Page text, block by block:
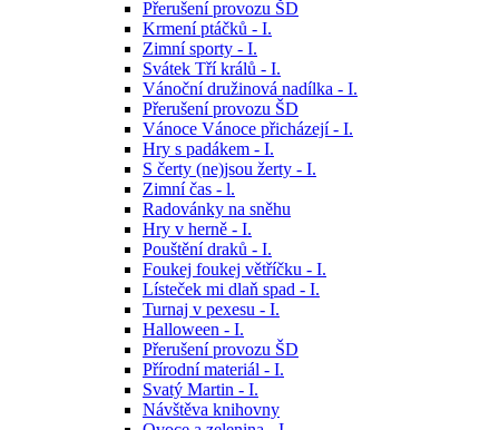
Přerušení provozu ŠD
Krmení ptáčků - I.
Zimní sporty - I.
Svátek Tří králů - I.
Vánoční družinová nadílka - I.
Přerušení provozu ŠD
Vánoce Vánoce přicházejí - I.
Hry s padákem - I.
S čerty (ne)jsou žerty - I.
Zimní čas - l.
Radovánky na sněhu
Hry v herně - I.
Pouštění draků - I.
Foukej foukej větříčku - I.
Lísteček mi dlaň spad - I.
Turnaj v pexesu - I.
Halloween - I.
Přerušení provozu ŠD
Přírodní materiál - I.
Svatý Martin - I.
Návštěva knihovny